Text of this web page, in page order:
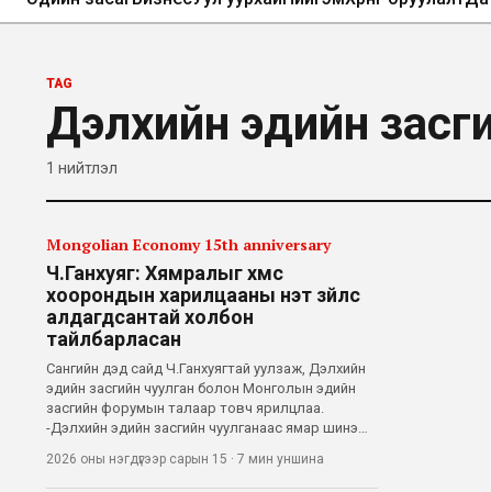
TAG
Дэлхийн эдийн
1 нийтлэл
Mongolian Economy 15th anniversary
Ч.Ганхуяг: Хямралыг хүмүүс
хоорондын харилцааны үнэт зүйлс
алдагдсантай холбон
тайлбарласан
Сангийн дэд сайд Ч.Ганхуягтай уулзаж, Дэлхийн
эдийн засгийн чуулган болон Монголын эдийн
засгийн форумын талаар товч ярилцлаа.
-Дэлхийн эдийн засгийн чуулганаас ямар шинэ
Монголын эдийн засгийн чуулган болон
Донорын техникийн зөвөлгөөнд Давосын форумы
2026 оны нэгдүгээр сарын 15 · 7 мин уншина